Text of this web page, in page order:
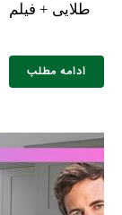
طلایی + فیلم
ادامه مطلب